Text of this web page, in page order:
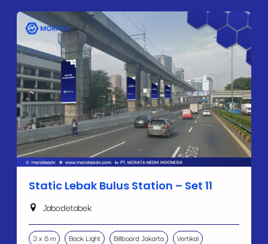
Static Lebak Bulus Station – Set 11
Jabodetabek
3 x 8 m Back Light Billboard Jakarta Vertikal